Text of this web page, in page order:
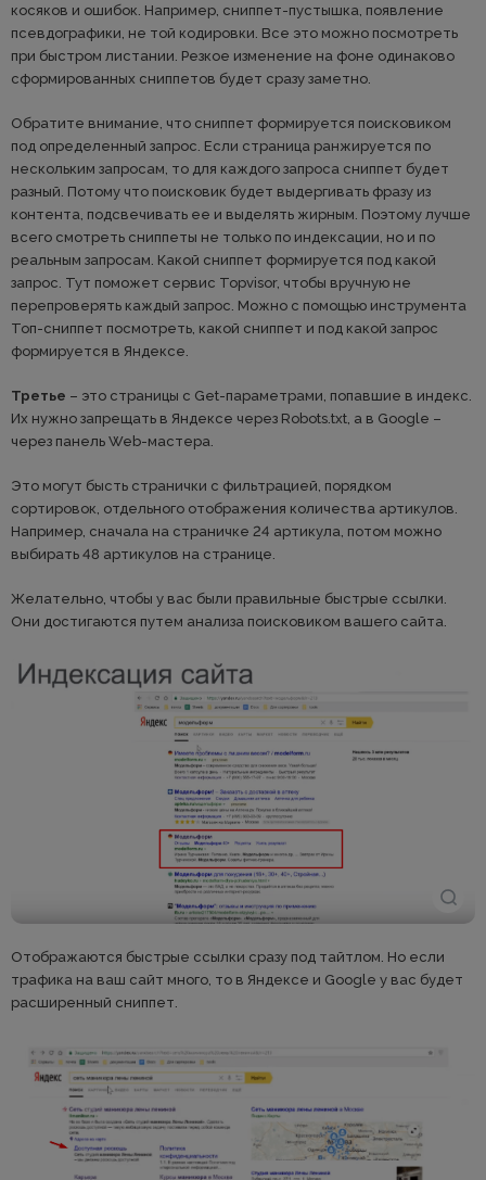
косяков и ошибок. Например, сниппет-пустышка, появление
псевдографики, не той кодировки. Все это можно посмотреть
при быстром листании. Резкое изменение на фоне одинаково
сформированных сниппетов будет сразу заметно.
Обратите внимание, что сниппет формируется поисковиком
под определенный запрос. Если страница ранжируется по
нескольким запросам, то для каждого запроса сниппет будет
разный. Потому что поисковик будет выдергивать фразу из
контента, подсвечивать ее и выделять жирным. Поэтому лучше
всего смотреть сниппеты не только по индексации, но и по
реальным запросам. Какой сниппет формируется под какой
запрос. Тут поможет сервис Topvisor, чтобы вручную не
перепроверять каждый запрос. Можно с помощью инструмента
Топ-сниппет посмотреть, какой сниппет и под какой запрос
формируется в Яндексе.
Третье – это страницы с Get-параметрами, попавшие в индекс.
Их нужно запрещать в Яндексе через Robots.txt, а в Google –
через панель Web-мастера.
Это могут бысть странички с фильтрацией, порядком
сортировок, отдельного отображения количества артикулов.
Например, сначала на страничке 24 артикула, потом можно
выбирать 48 артикулов на странице.
Желательно, чтобы у вас были правильные быстрые ссылки.
Они достигаются путем анализа поисковиком вашего сайта.
Отображаются быстрые ссылки сразу под тайтлом. Но если
трафика на ваш сайт много, то в Яндексе и Google у вас будет
расширенный сниппет.